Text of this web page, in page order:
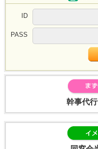
ID
PASS
幹事代